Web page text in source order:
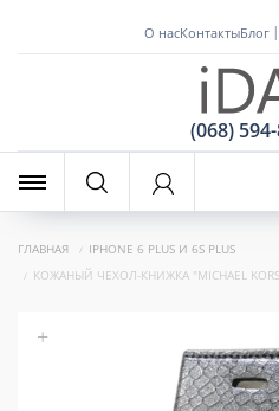
О насКонтактыБлог |
(068)
ГЛАВНАЯ
IPHONE 6 PLUS И 6S PLUS
КОЖАНЫЙ ЧЕХОЛ-КНИЖКА "MICHAEL
+